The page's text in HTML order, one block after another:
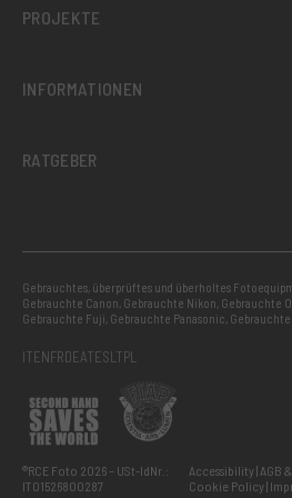
PROJEKTE
INFORMATIONEN
RATGEBER
Gebrauchtes, überprüftes und überholtes
Gebrauchte Canon, Gebrauchte Nikon, Gebrauchte
Gebrauchte Fuji, Gebrauchte Panasonic,
ITENFRDEATESLTPL
®RCE Foto 2026 – USt-IdNr.:
IT01526800287
Accessibility AGB
Cookie Policy